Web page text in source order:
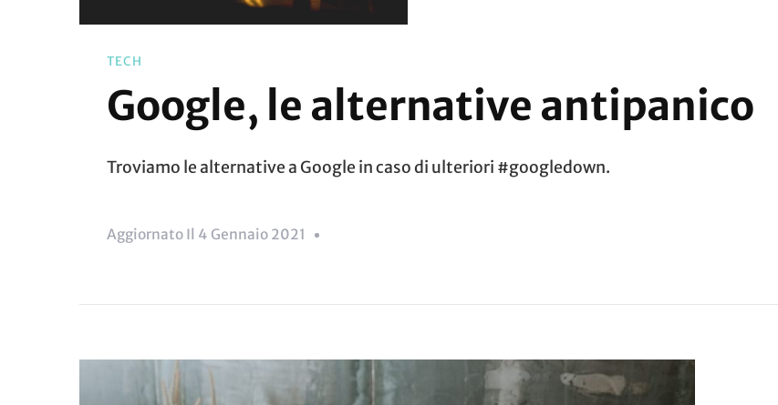
TECH
Google, le alternative antipanico
Troviamo le alternative a Google in caso di ulteriori #googledown.
Aggiornato Il 4 Gennaio 2021